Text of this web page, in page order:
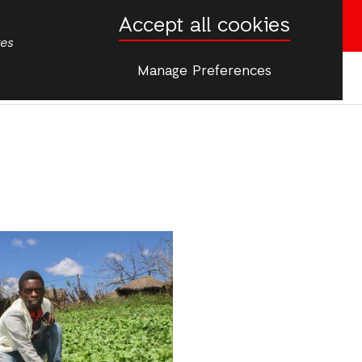
Accept all cookies
Manage Preferences
Donate now
More